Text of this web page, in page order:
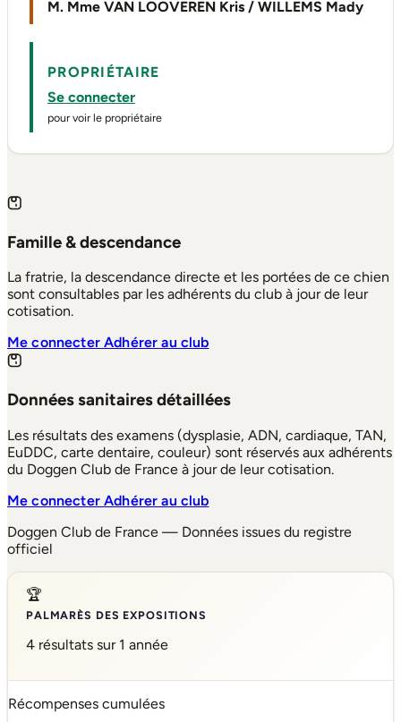
M. Mme VAN LOOVEREN Kris / WILLEMS Mady
PROPRIÉTAIRE
Se connecter
pour voir le propriétaire
Famille & descendance
La fratrie, la descendance directe et les portées de ce chien
sont consultables par les adhérents du club à jour de leur
cotisation.
Me connecterAdhérer au club
Données sanitaires détaillées
Les résultats des examens (dysplasie, ADN, cardiaque, TAN,
EuDDC, carte dentaire, couleur) sont réservés aux adhérents
du Doggen Club de France à jour de leur cotisation.
Me connecterAdhérer au club
Doggen Club de France — Données issues du registre
officiel
🏆
PALMARÈS DES EXPOSITIONS
4 résultats sur 1 année
Récompenses cumulées